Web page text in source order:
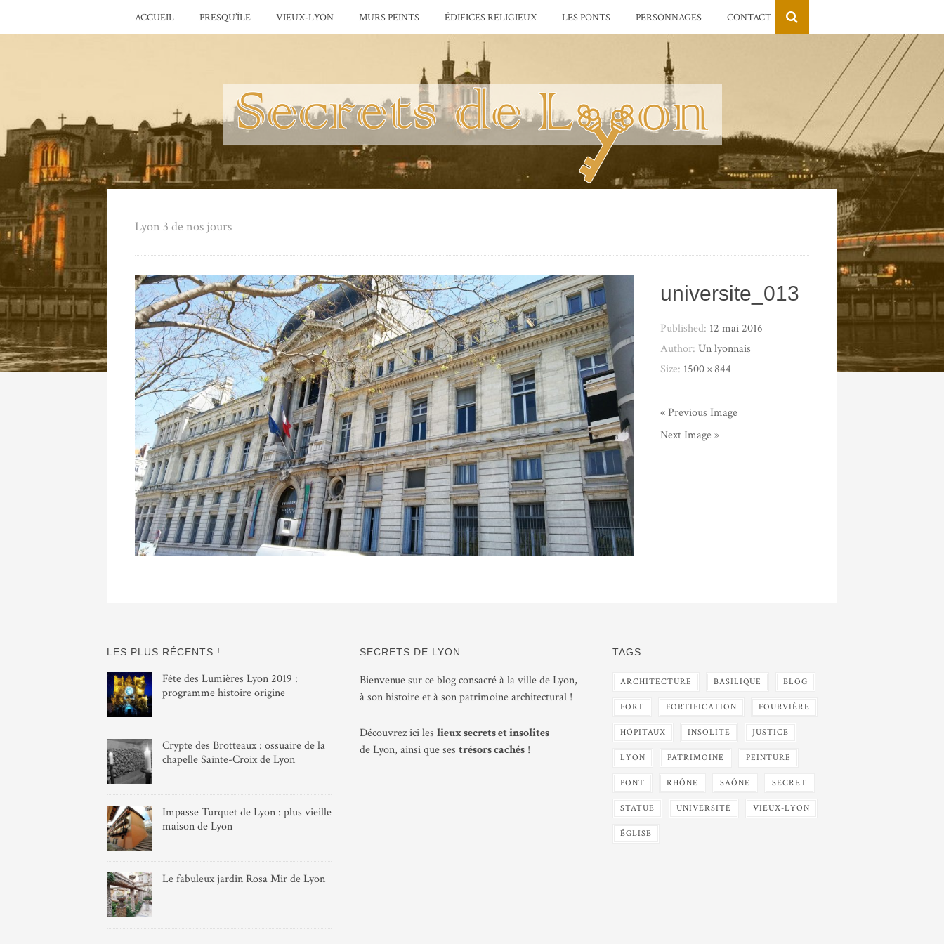
ACCUEIL PRESQU’ÎLE VIEUX-LYON MURS PEINTS ÉDIFICES RELIGIEUX LES PONTS PERSONNAGES CONTACT
Lyon 3 de nos jours
universite_013
Published: 12 mai 2016
Author: Un lyonnais
Size: 1500 × 844
« Previous Image
Next Image »
LES PLUS RÉCENTS !
Fête des Lumières Lyon 2019 :
programme histoire origine
Crypte des Brotteaux : ossuaire de la
chapelle Sainte-Croix de Lyon
Impasse Turquet de Lyon : plus vieille
maison de Lyon
Le fabuleux jardin Rosa Mir de Lyon
SECRETS DE LYON
Bienvenue sur ce blog consacré à la ville de Lyon,
à son histoire et à son patrimoine architectural !
Découvrez ici les lieux secrets et insolites
de Lyon, ainsi que ses trésors cachés !
TAGS
ARCHITECTURE BASILIQUE BLOG
FORT FORTIFICATION FOURVIÈRE
HÔPITAUX INSOLITE JUSTICE
LYON PATRIMOINE PEINTURE
PONT RHÔNE SAÔNE SECRET
STATUE UNIVERSITÉ VIEUX-LYON
ÉGLISE